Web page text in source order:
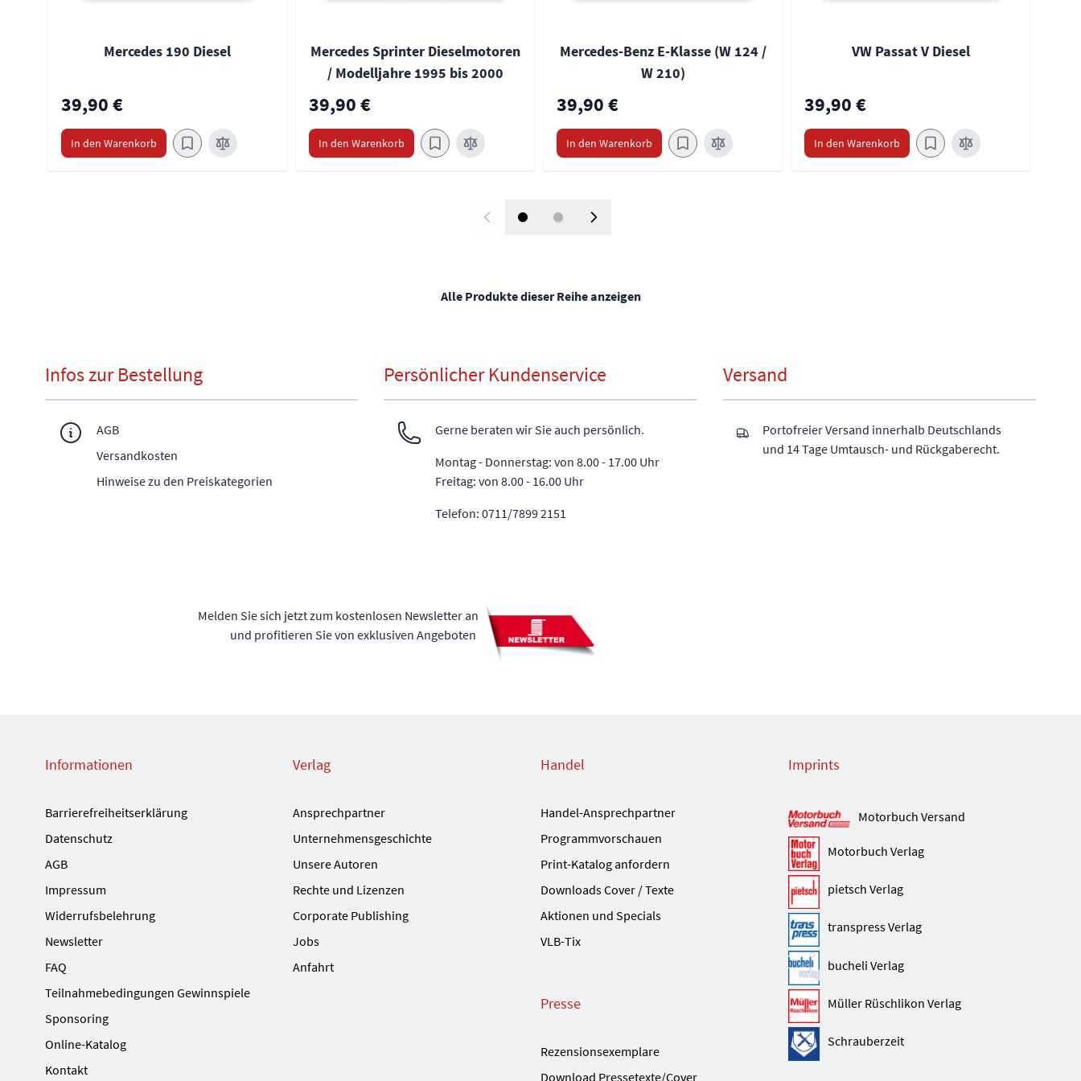
Mercedes 190 Diesel
39,90 €
In den Warenkorb
Mercedes Sprinter Dieselmotoren
/ Modelljahre 1995 bis 2000
39,90 €
In den Warenkorb
Mercedes-Benz E-Klasse (W 124 /
W 210)
39,90 €
In den Warenkorb
VW Passat V Diesel
39,90 €
In den Warenkorb
Alle Produkte dieser Reihe anzeigen
Infos zur Bestellung
AGB
Versandkosten
Hinweise zu den Preiskategorien
Persönlicher Kundenservice
Gerne beraten wir Sie auch persönlich.
Montag - Donnerstag: von 8.00 - 17.00 Uhr
Freitag: von 8.00 - 16.00 Uhr
Telefon: 0711/7899 2151
Versand
Portofreier Versand innerhalb Deutschlands
und 14 Tage Umtausch- und Rückgaberecht.
Melden Sie sich jetzt zum kostenlosen Newsletter an
und profitieren Sie von exklusiven Angeboten
Informationen
Barrierefreiheitserklärung
Datenschutz
AGB
Impressum
Widerrufsbelehrung
Newsletter
FAQ
Teilnahmebedingungen Gewinnspiele
Sponsoring
Online-Katalog
Kontakt
Verlag
Ansprechpartner
Unternehmensgeschichte
Unsere Autoren
Rechte und Lizenzen
Corporate Publishing
Jobs
Anfahrt
Handel
Handel-Ansprechpartner
Programmvorschauen
Print-Katalog anfordern
Downloads Cover / Texte
Aktionen und Specials
VLB-Tix
Presse
Rezensionsexemplare
Download Pressetexte/Cover
Imprints
Motorbuch Versand
Motorbuch Verlag
pietsch Verlag
transpress Verlag
bucheli Verlag
Müller Rüschlikon Verlag
Schrauberzeit